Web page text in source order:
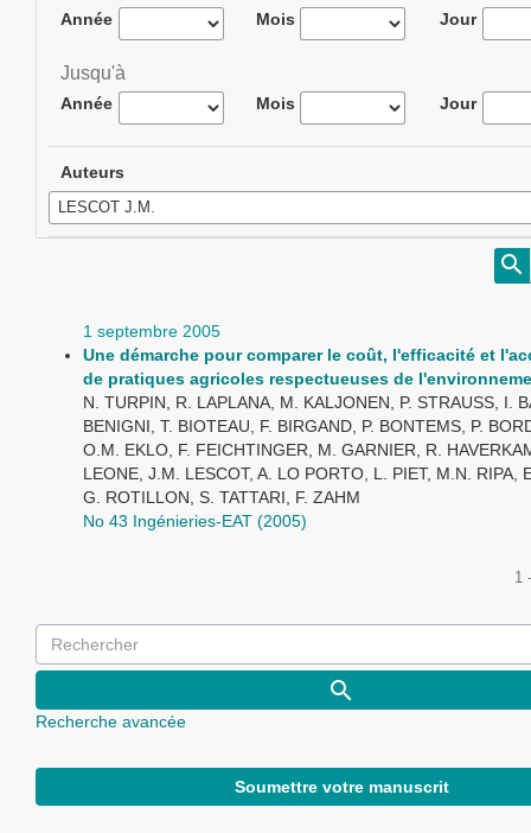
Année Mois Jour
Jusqu'à
Année Mois Jour
Auteurs
1 septembre 2005
Une démarche pour comparer le coût, l'efficacité et
de pratiques agricoles respectueuses de
N. TURPIN, R. LAPLANA, M. KALJONEN, P. STRAUSS, I.
BENIGNI, T. BIOTEAU, F. BIRGAND, P. BONTEMS, P.
O.M. EKLO, F. FEICHTINGER, M. GARNIER, R.
LEONE, J.M. LESCOT, A. LO PORTO, L. PIET, M.N. RIPA,
G. ROTILLON, S. TATTARI, F. ZAHM
No 43 Ingénieries-EAT (2005)
1
Recherche avancée
Soumettre votre manuscrit